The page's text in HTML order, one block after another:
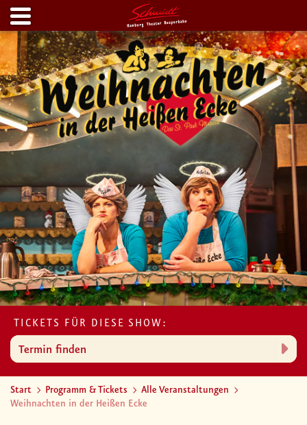
TICKETS FÜR DIESE SHOW:
Termin finden
Start Programm & Tickets
Alle Veranstaltungen
Weihnachten in der Heißen Ecke